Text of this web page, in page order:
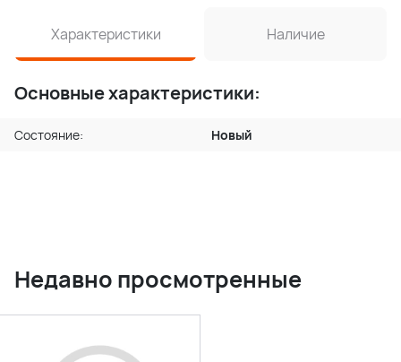
Характеристики Наличие
Основные характеристики:
Состояние: Новый
Недавно просмотренные